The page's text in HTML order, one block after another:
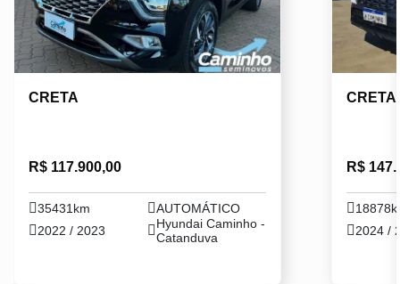
CRETA
R$ 117.900,00
35431km
AUTOMÁTICO
2022 / 2023
Hyundai Caminho -
Catanduva
CRETA
R$
2024 /